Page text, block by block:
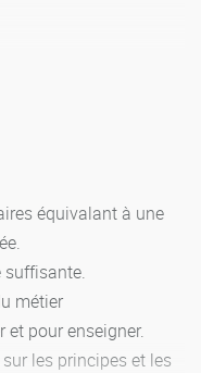
inclus
équivalant à une
suffisante.
métier
et pour enseigner.
les principes et les